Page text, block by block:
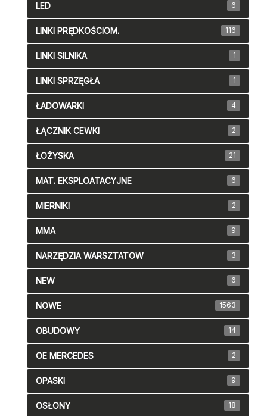
LED 6
LINKI PRĘDKOŚCIOM. 116
LINKI SILNIKA 1
LINKI SPRZĘGŁA 1
ŁADOWARKI 4
ŁĄCZNIK CEWKI 2
ŁOŻYSKA 21
MAT. EKSPLOATACYJNE 6
MIERNIKI 2
MMA 9
NARZĘDZIA WARSZTATOW 3
NEW 6
NOWE 1563
OBUDOWY 14
OE MERCEDES 2
OPASKI 9
OSŁONY 18